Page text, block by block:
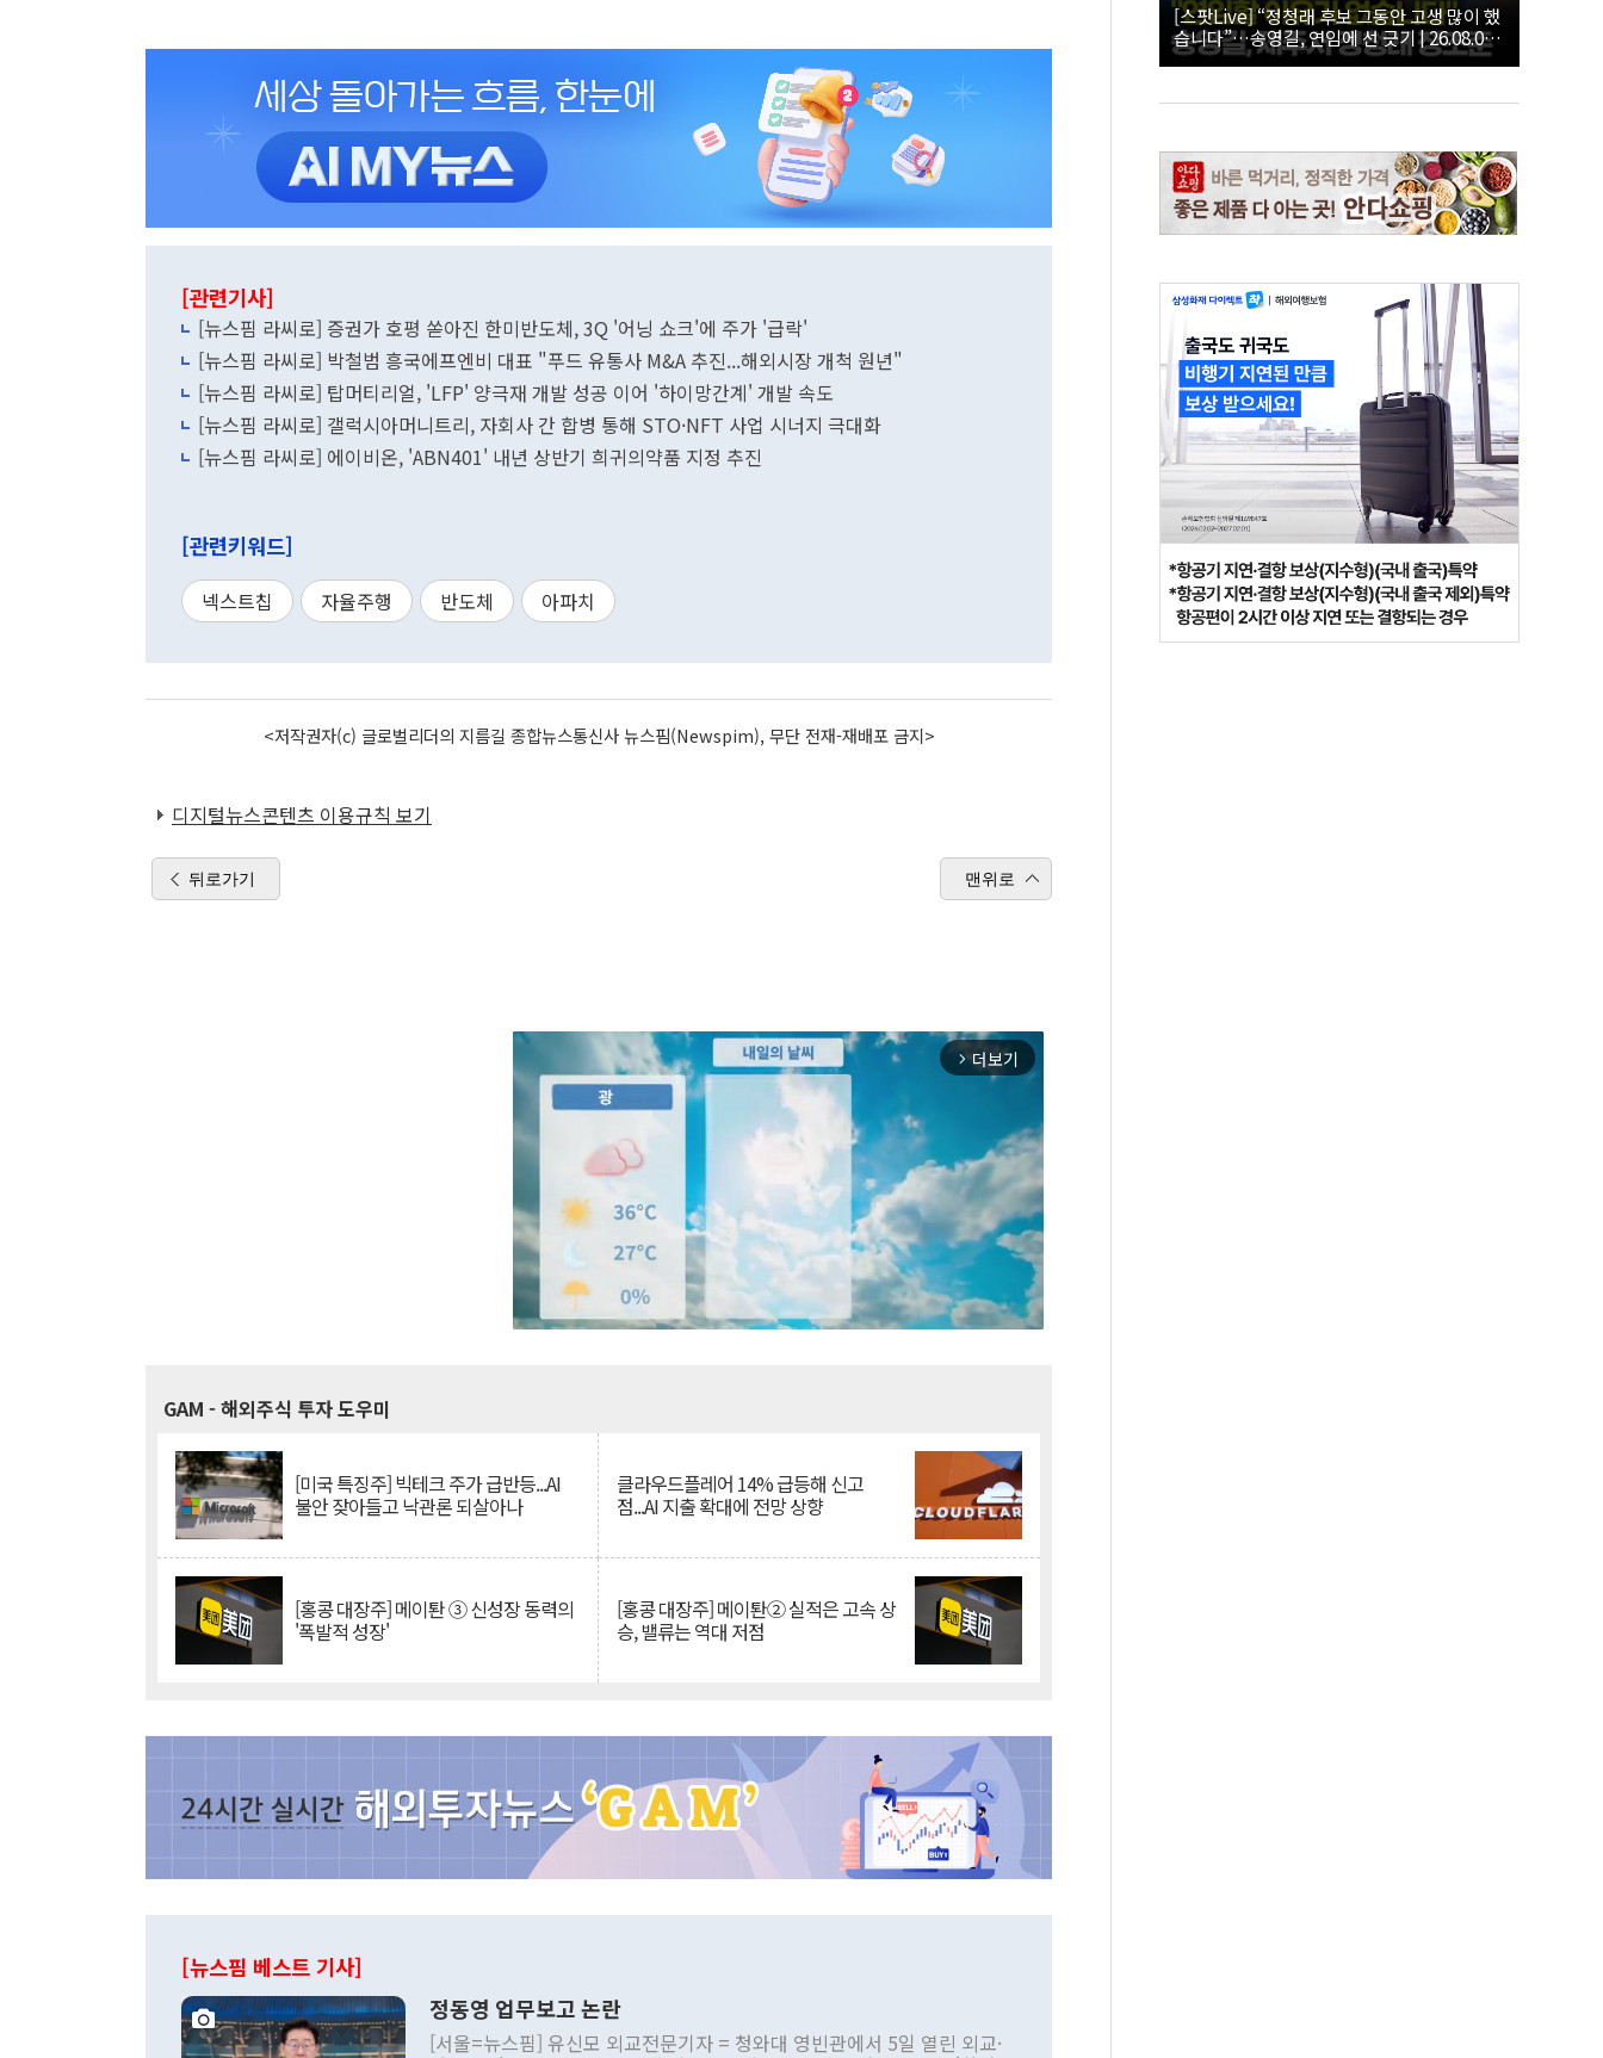
[관련기사]
[뉴스핌 라씨로] 증권가 호평 쏟아진 한미반도체, 3Q '어닝 쇼크'에 주가 '급락'
[뉴스핌 라씨로] 박철범 흥국에프엔비 대표 "푸드 유통사 M&A 추진...해외시장 개척 원년"
[뉴스핌 라씨로] 탑머티리얼, 'LFP' 양극재 개발 성공 이어 '하이망간계' 개발 속도
[뉴스핌 라씨로] 갤럭시아머니트리, 자회사 간 합병 통해 STO·NFT 사업 시너지 극대화
[뉴스핌 라씨로] 에이비온, 'ABN401' 내년 상반기 희귀의약품 지정 추진
[관련키워드]
넥스트칩 자율주행 반도체 아파치
<저작권자(c) 글로벌리더의 지름길 종합뉴스통신사 뉴스핌(Newspim), 무단 전재-재배포 금지>
디지털뉴스콘텐츠 이용규칙 보기
뒤로가기 맨위로
arrow_forward_ios 더보기
GAM - 해외주식 투자 도우미
[미국 특징주] 빅테크 주가 급반등...AI
불안 잦아들고 낙관론 되살아나
클라우드플레어 14% 급등해 신고
점...AI 지출 확대에 전망 상향
[홍콩 대장주] 메이퇀 ③ 신성장 동력의
'폭발적 성장'
[홍콩 대장주] 메이퇀② 실적은 고속 상
승, 밸류는 역대 저점
[뉴스핌 베스트 기사]
정동영 업무보고 논란
[서울=뉴스핌] 유신모 외교전문기자 = 청와대 영빈관에서 5일 열린 외교·
[스팟Live] “정청래 후보 그동안 고생 많이 했
습니다”…송영길, 연임에 선 긋기 | 26.08.08
더불어민주당 당대표·최고위원 후보 제주 합